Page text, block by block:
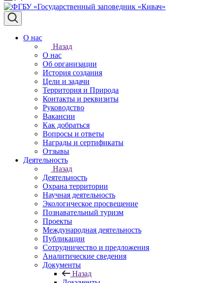
О нас
Назад
О нас
Об организации
История создания
Цели и задачи
Территория и Природа
Контакты и реквизиты
Руководство
Вакансии
Как добраться
Вопросы и ответы
Награды и сертификаты
Отзывы
Деятельность
Назад
Деятельность
Охрана территории
Научная деятельность
Экологическое просвещение
Познавательный туризм
Проекты
Международная деятельность
Публикации
Сотрудничество и предложения
Аналитические сведения
Документы
Назад